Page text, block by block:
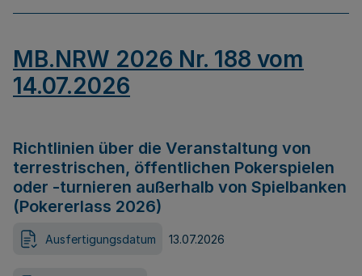
MB.NRW 2026 Nr. 188 vom
14.07.2026
Richtlinien über die Veranstaltung von
terrestrischen, öffentlichen Pokerspielen
oder -turnieren außerhalb von Spielbanken
(Pokererlass 2026)
Ausfertigungsdatum 13.07.2026